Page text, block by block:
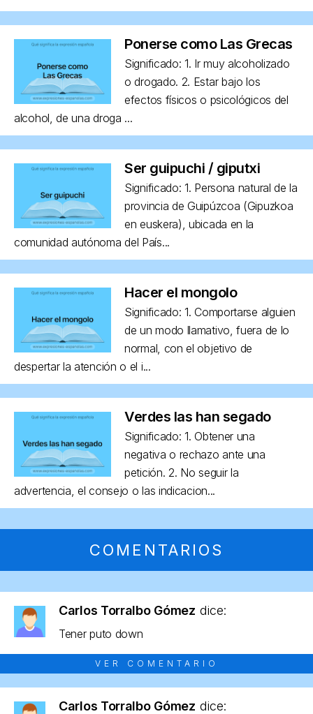
Ponerse como Las Grecas
Significado: 1. Ir muy alcoholizado
o drogado. 2. Estar bajo los
efectos físicos o psicológicos del
alcohol, de una droga ...
Ser guipuchi / giputxi
Significado: 1. Persona natural de la
provincia de Guipúzcoa (Gipuzkoa
en euskera), ubicada en la
comunidad autónoma del País...
Hacer el mongolo
Significado: 1. Comportarse alguien
de un modo llamativo, fuera de lo
normal, con el objetivo de
despertar la atención o el i...
Verdes las han segado
Significado: 1. Obtener una
negativa o rechazo ante una
petición. 2. No seguir la
advertencia, el consejo o las indicacion...
COMENTARIOS
Carlos Torralbo Gómez dice:
Tener puto down
VER COMENTARIO
Carlos Torralbo Gómez dice: